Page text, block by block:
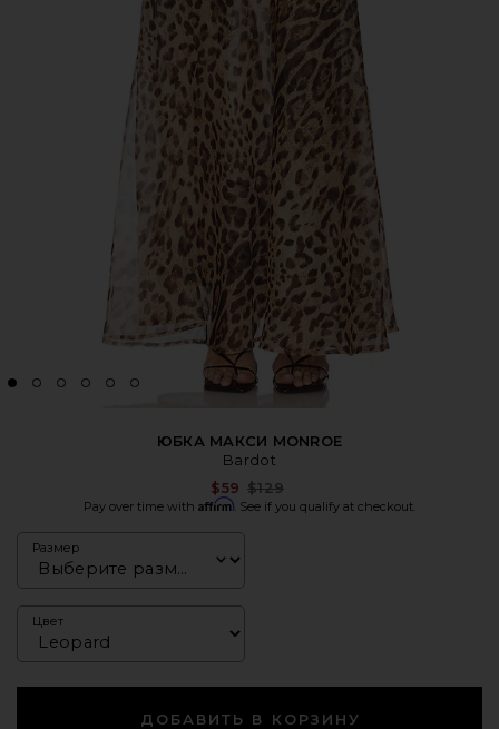
ЮБКА МАКСИ MONROE
Bardot
$59 Previous price:
$129
Pay over time with Affirm . See if you qualify at checkout.
Размер
Цвет
ДОБАВИТЬ В КОРЗИНУ